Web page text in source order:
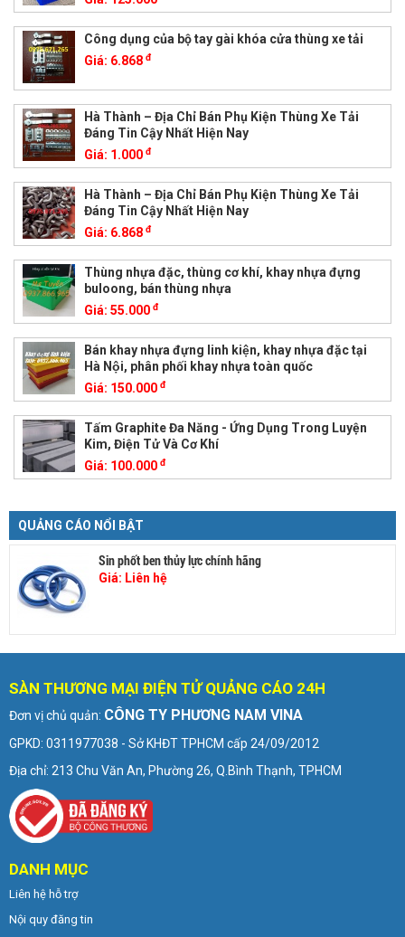
Công dụng của bộ tay gài khóa cửa thùng xe tải
Giá: 6.868 đ
Hà Thành – Địa Chỉ Bán Phụ Kiện Thùng Xe Tải
Đáng Tin Cậy Nhất Hiện Nay
Giá: 1.000 đ
Hà Thành – Địa Chỉ Bán Phụ Kiện Thùng Xe Tải
Đáng Tin Cậy Nhất Hiện Nay
Giá: 6.868 đ
Thùng nhựa đặc, thùng cơ khí, khay nhựa đựng
buloong, bán thùng nhựa
Giá: 55.000 đ
Bán khay nhựa đựng linh kiện, khay nhựa đặc tại
Hà Nội, phân phối khay nhựa toàn quốc
Giá: 150.000 đ
Tấm Graphite Đa Năng - Ứng Dụng Trong Luyện
Kim, Điện Tử Và Cơ Khí
Giá: 100.000 đ
QUẢNG CÁO NỔI BẬT
Sin phốt ben thủy lực chính hãng
Giá: Liên hệ
SÀN THƯƠNG MẠI ĐIỆN TỬ QUẢNG CÁO 24H
Đơn vị chủ quản: CÔNG TY PHƯƠNG NAM VINA
GPKD: 0311977038 - Sở KHĐT TPHCM cấp 24/09/2012
Địa chỉ: 213 Chu Văn An, Phường 26, Q.Bình Thạnh, TPHCM
DANH MỤC
Liên hệ hỗ trợ
Nội quy đăng tin